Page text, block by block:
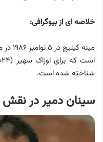
خلاصه ای از بیوگرافی:
مینه
شناخته شده است.
سینان دمیر در